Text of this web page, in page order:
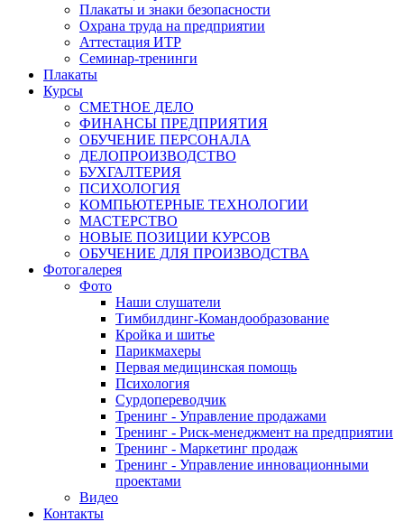
Плакаты и знаки безопасности
Охрана труда на предприятии
Аттестация ИТР
Семинар-тренинги
Плакаты
Курсы
СМЕТНОЕ ДЕЛО
ФИНАНСЫ ПРЕДПРИЯТИЯ
ОБУЧЕНИЕ ПЕРСОНАЛА
ДЕЛОПРОИЗВОДСТВО
БУХГАЛТЕРИЯ
ПСИХОЛОГИЯ
КОМПЬЮТЕРНЫЕ ТЕХНОЛОГИИ
МАСТЕРСТВО
НОВЫЕ ПОЗИЦИИ КУРСОВ
ОБУЧЕНИЕ ДЛЯ ПРОИЗВОДСТВА
Фотогалерея
Фото
Наши слушатели
Тимбилдинг-Командообразование
Кройка и шитье
Парикмахеры
Первая медицинская помощь
Психология
Сурдопереводчик
Тренинг - Управление продажами
Тренинг - Риск-менеджмент на предприятии
Тренинг - Маркетинг продаж
Тренинг - Управление инновационными
проектами
Видео
Контакты